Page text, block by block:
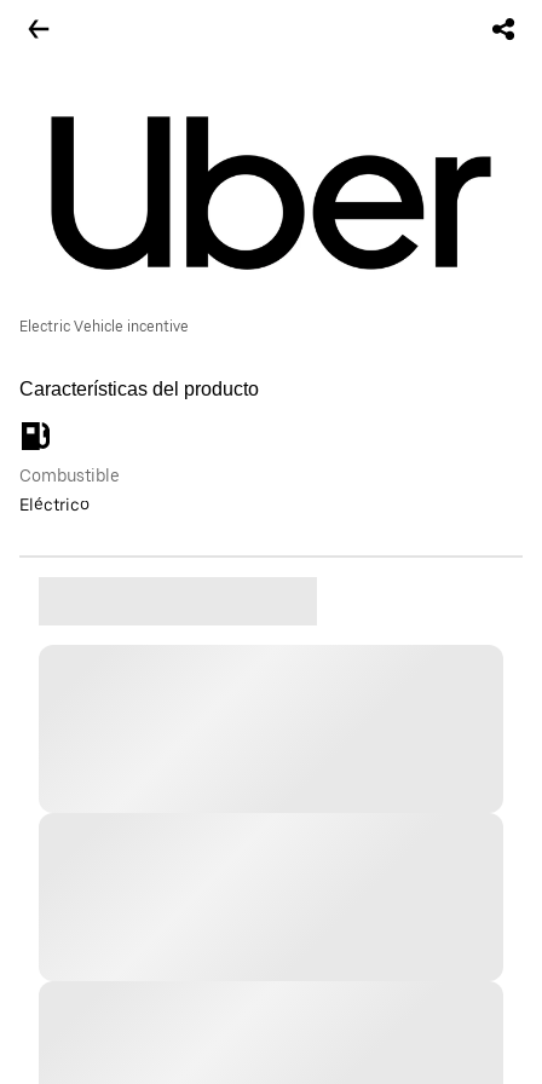
Electric Vehicle incentive
Características del producto
Combustible
Eléctrico